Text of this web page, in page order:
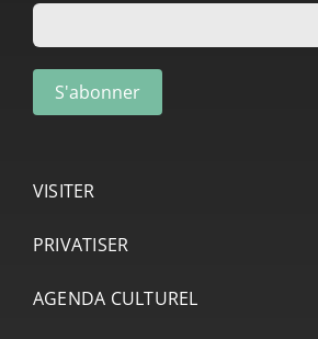
VISITER
PRIVATISER
AGENDA CULTUREL